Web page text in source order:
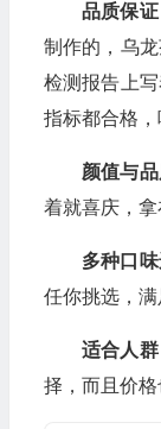
品质保证
制作的，乌
检测报告上
指标都合格，
颜值与
着就喜庆，拿
多种口
任你挑选，满
适合人群
择，而且价格